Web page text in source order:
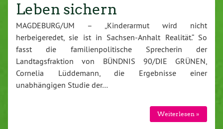
Leben sichern
MAGDEBURG/UM – „Kinderarmut wird nicht
herbeigeredet, sie ist in Sachsen-Anhalt Realität.“ So
fasst die familienpolitische Sprecherin der
Landtagsfraktion von BÜNDNIS 90/DIE GRÜNEN,
Cornelia Lüddemann, die Ergebnisse einer
unabhängigen Studie der…
Weiterlesen »